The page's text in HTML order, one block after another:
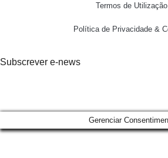
Termos de Utilização
Política de Privacidade &
Subscrever e-news
Gerenciar